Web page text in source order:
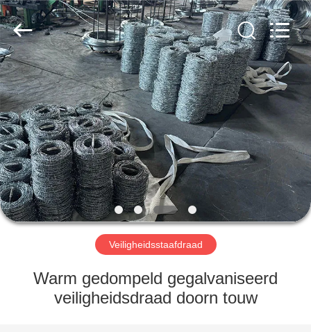
THUIS
PRODUCTEN
OVER
ONS
FABRIEKSTOCHT
KWALITEITSCONTROLE
Wire
Mesh
Co.,
Ltd..
All
Rights
Reserved.
Veiligheidsstaafdraad
Warm gedompeld gegalvaniseerd
veiligheidsdraad doorn touw